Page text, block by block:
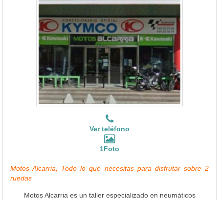
Ver teléfono
1Foto
Motos Alcarria, Todo lo que necesitas para disfrutar sobre 2
ruedas
Motos Alcarria es un taller especializado en neumáticos